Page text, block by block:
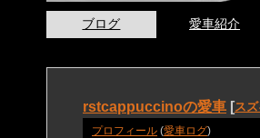
ブログ 愛車紹介
rstcappuccinoの愛車 [ス
プロフィール (愛車ログ)